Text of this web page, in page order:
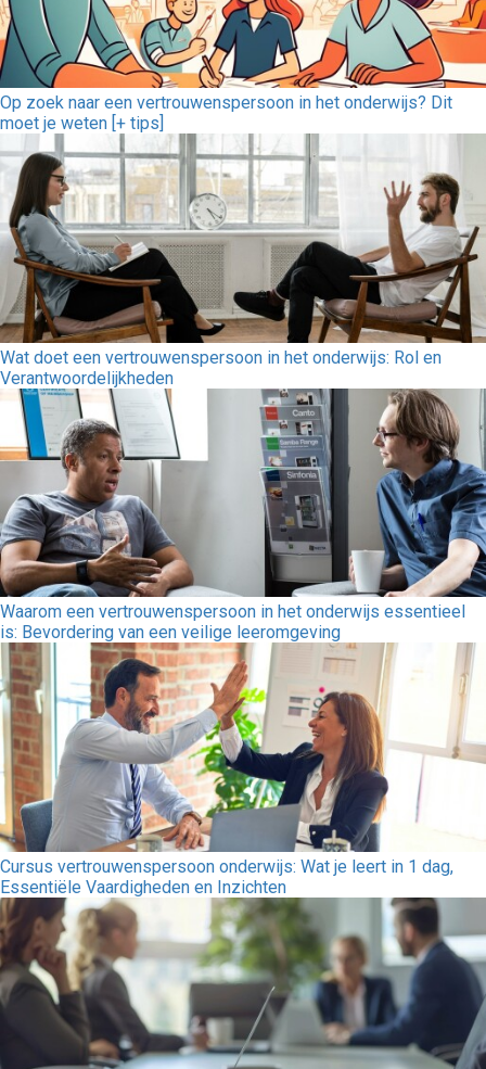
Op zoek naar een vertrouwenspersoon in het onderwijs? Dit
moet je weten [+ tips]
Wat doet een vertrouwenspersoon in het onderwijs: Rol en
Verantwoordelijkheden
Waarom een vertrouwenspersoon in het onderwijs essentieel
is: Bevordering van een veilige leeromgeving
Cursus vertrouwenspersoon onderwijs: Wat je leert in 1 dag,
Essentiële Vaardigheden en Inzichten